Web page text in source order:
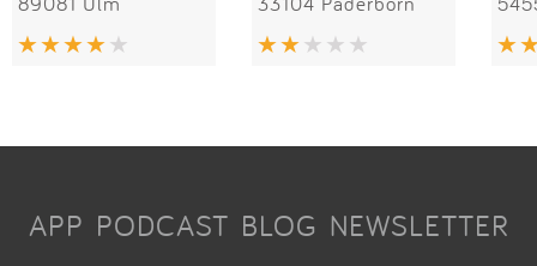
APP PODCAST BLOG NEWSLETTER